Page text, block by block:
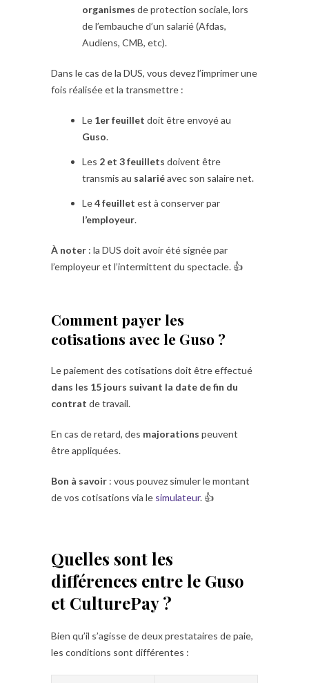
organismes de protection sociale, lors
de l’embauche d’un salarié (Afdas,
Audiens, CMB, etc).
Dans le cas de la DUS, vous devez l’imprimer une
fois réalisée et la transmettre :
Le 1er feuillet doit être envoyé au
Guso.
Les 2 et 3 feuillets doivent être
transmis au salariéavec son salaire net.
Le4 feuillet est à conserver par
l’employeur.
À noter : la DUS doit avoir été signée par
l’employeur et l’intermittent du spectacle. 👍
Comment payer les
cotisations avec le Guso ?
Le paiement des cotisations doit être effectué
dans les 15 jours suivant la date de fin du
contrat de travail.
En cas de retard, des majorations peuvent
être appliquées.
Bon à savoir : vous pouvez simuler le montant
de vos cotisations via le simulateur. 👍
Quelles sont les
différences entre le Guso
et CulturePay ?
Bien qu’il s’agisse de deux prestataires de paie,
les conditions sont différentes :